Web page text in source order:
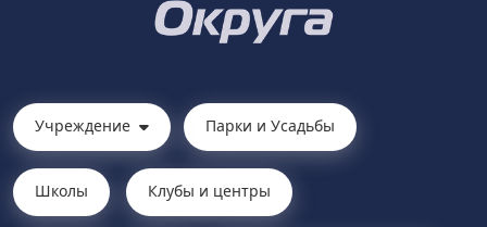
Учреждение Парки и Усадьбы
Школы Клубы и центры